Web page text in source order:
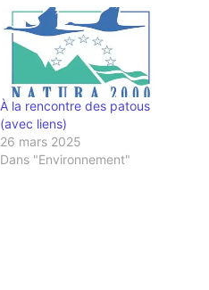
À la rencontre des patous
(avec liens)
26 mars 2025
Dans "Environnement"